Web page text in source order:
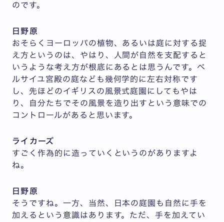
のです。
日野原
おそらくヨーロッパの植物、あるいは庭に対する捉
え方というのは、やはり、人間が自然を支配すると
いうような考え方が根底にあるとは思うんです。ベ
ルサイユ宮殿の庭なども幾何学的に左右対称です
し、先ほどのイギリスの風景式庭園にしてもやは
り、自分たちでその風景を造り出すという意味での
コントロールがあると思います。
ライカーズ
すごく作為的に造っていくというのがありますよ
ね。
日野原
そうですね。一方、当然、日本の庭園も自然に手を
加えるという意識はあります。ただ、手を加えてい